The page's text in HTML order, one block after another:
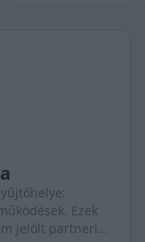
Ezek
jelölt partneri